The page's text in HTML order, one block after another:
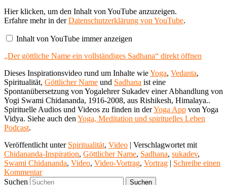
„Der
göttliche
Name
vollständiges
von
anzeigen
Hier klicken, um den Inhalt von YouTube anzuzeigen.
Erfahre mehr in derDatenschutzerklärung von YouTube.
Inhalt von YouTube immer anzeigen
„Der göttliche Name ein vollständiges Sadhana“ direkt öffnen
Dieses Inspirationsvideo rund um Inhalte wieYoga, Vedanta,
Spiritualität, Göttlicher Name und Sadhana ist eine
Spontanübersetzung von Yogalehrer Sukadev einer Abhandlung von
Yogi Swami Chidananda, 1916-2008, aus Rishikesh, Himalaya..
Spirituelle Audios und Videos zu finden in derYoga App von Yoga
Vidya. Siehe auch den Yoga, Meditation und spirituelles Leben
Podcast.
Veröffentlicht unter Spiritualität, Video | Verschlagwortet mit
Chidananda-Inspiration, Göttlicher Name, Sadhana, sukadev,
Swami Chidananda, Video, Video-Vortrag, Vortrag | Schreibe einen
Kommentar
Suchen